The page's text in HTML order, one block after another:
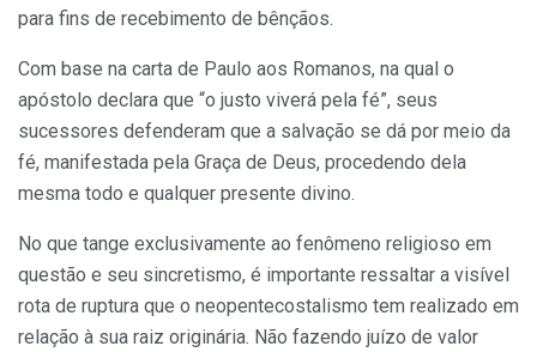
para fins de recebimento de bênçãos.
Com base na carta de Paulo aos Romanos, na qual o
apóstolo declara que “o justo viverá pela fé”, seus
sucessores defenderam que a salvação se dá por meio da
fé, manifestada pela Graça de Deus, procedendo dela
mesma todo e qualquer presente divino.
No que tange exclusivamente ao fenômeno religioso em
questão e seu sincretismo, é importante ressaltar a visível
rota de ruptura que o neopentecostalismo tem realizado em
relação à sua raiz originária. Não fazendo juízo de valor